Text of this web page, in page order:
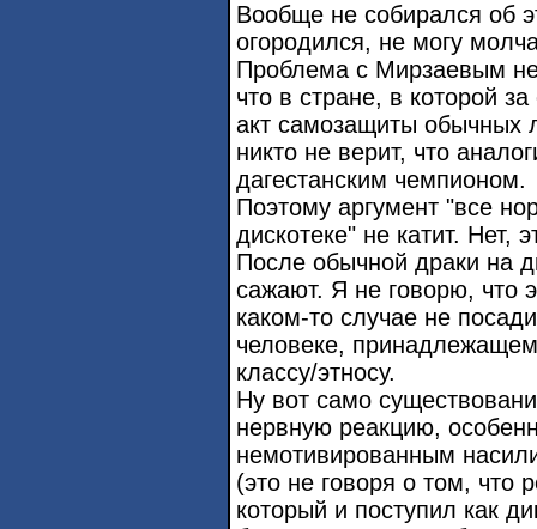
Вообще не собирался об
огородился, не могу
Проблема с Мирзаевым
что в стране, в которой
акт самозащиты обычных
никто не верит, что
дагестанским чемпионом.
Поэтому аргумент "все
дискотеке" не катит. Нет,
После обычной драки на
сажают. Я не говорю, что
каком-то случае не
человеке,
классу/этносу.
Ну вот само
нервную реакцию,
немотивированным
(это не говоря о том, что
который и поступил как